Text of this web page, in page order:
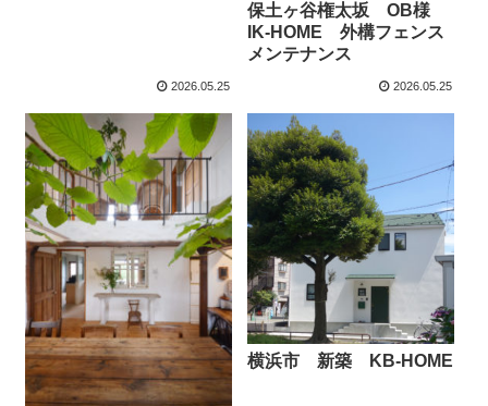
2026.05.25
保土ヶ谷権太坂 OB様
IK-HOME 外構フェンス
メンテナンス
2026.05.25
横浜市 新築 KB-HOME